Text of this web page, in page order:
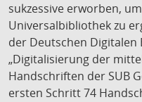
sukzessive erworben,
Universalbibliothek zu
der Deutschen
„Digitalisierung der
Handschriften der SUB
ersten Schritt 74